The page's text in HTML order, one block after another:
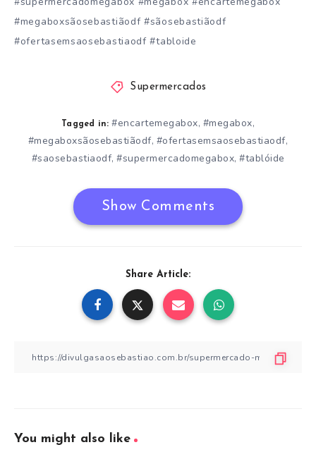
#megaboxsãosebastiãodf #sãosebastiãodf
#ofertasemsaosebastiaodf #tabloide
Supermercados
Tagged in: #encartemegabox, #megabox,
#megaboxsãosebastiãodf, #ofertasemsaosebastiaodf,
#saosebastiaodf, #supermercadomegabox, #tablóide
Show Comments
Share Article:
You might also like